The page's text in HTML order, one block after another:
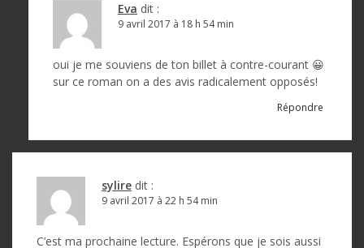
Eva dit :
9 avril 2017 à 18 h 54 min
oui je me souviens de ton billet à contre-courant 😀
sur ce roman on a des avis radicalement opposés!
Répondre
sylire dit :
9 avril 2017 à 22 h 54 min
C’est ma prochaine lecture. Espérons que je sois aussi